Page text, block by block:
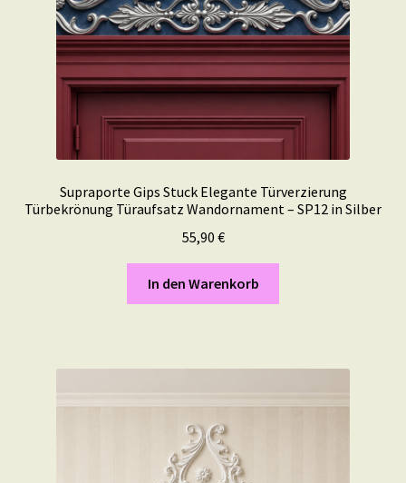
Supraporte Gips Stuck Elegante Türverzierung
Türbekrönung Türaufsatz Wandornament – SP12 in Silber
55,90 €
In den Warenkorb